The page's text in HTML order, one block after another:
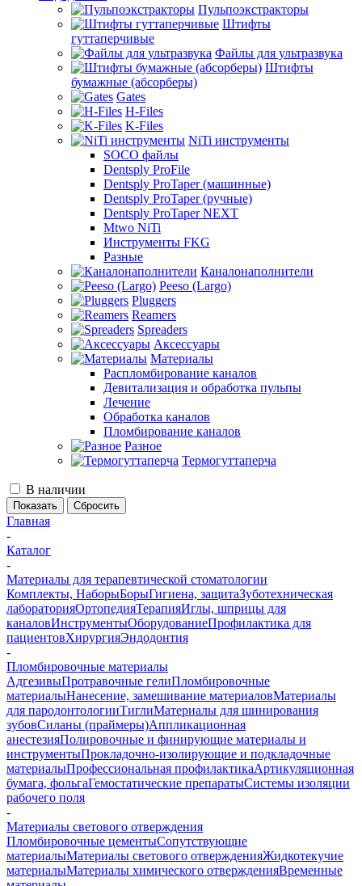
Пульпоэкстракторы
Штифты
гуттаперчивые
Файлы для ультразвука
Штифты
бумажные (абсорберы)
Gates
H-Files
K-Files
NiTi инструменты
SOCO файлы
Dentsply ProFile
Dentsply ProTaper (машинные)
Dentsply ProTaper (ручные)
Dentsply ProTaper NEXT
Mtwo NiTi
Инструменты FKG
Разные
Каналонаполнители
Peeso (Largo)
Pluggers
Reamers
Spreaders
Аксессуары
Материалы
Распломбирование каналов
Девитализация и обработка пульпы
Лечение
Обработка каналов
Пломбирование каналов
Разное
Термогуттаперча
В наличии
Сбросить
Главная
-
Каталог
-
Материалы для терапевтической стоматологии
Комплекты, НаборыБорыГигиена, защитаЗуботехническая
лабораторияОртопедияТерапияИглы, шприцы для
каналовИнструментыОборудованиеПрофилактика для
пациентовХирургияЭндодонтия
-
Пломбировочные материалы
АдгезивыПротравочные гелиПломбировочные
материалыНанесение, замешивание материаловМатериалы
для пародонтологииТиглиМатериалы для шинирования
зубовСиланы (праймеры)Аппликационная
анестезияПолировочные и финирующие материалы и
инструментыПрокладочно-изолирующие и подкладочные
материалыПрофессиональная профилактикаАртикуляционная
бумага, фольгаГемостатические препаратыСистемы изоляции
рабочего поля
-
Материалы светового отверждения
Пломбировочные цементыСопутствующие
материалыМатериалы светового отвержденияЖидкотекучие
материалыМатериалы химического отвержденияВременные